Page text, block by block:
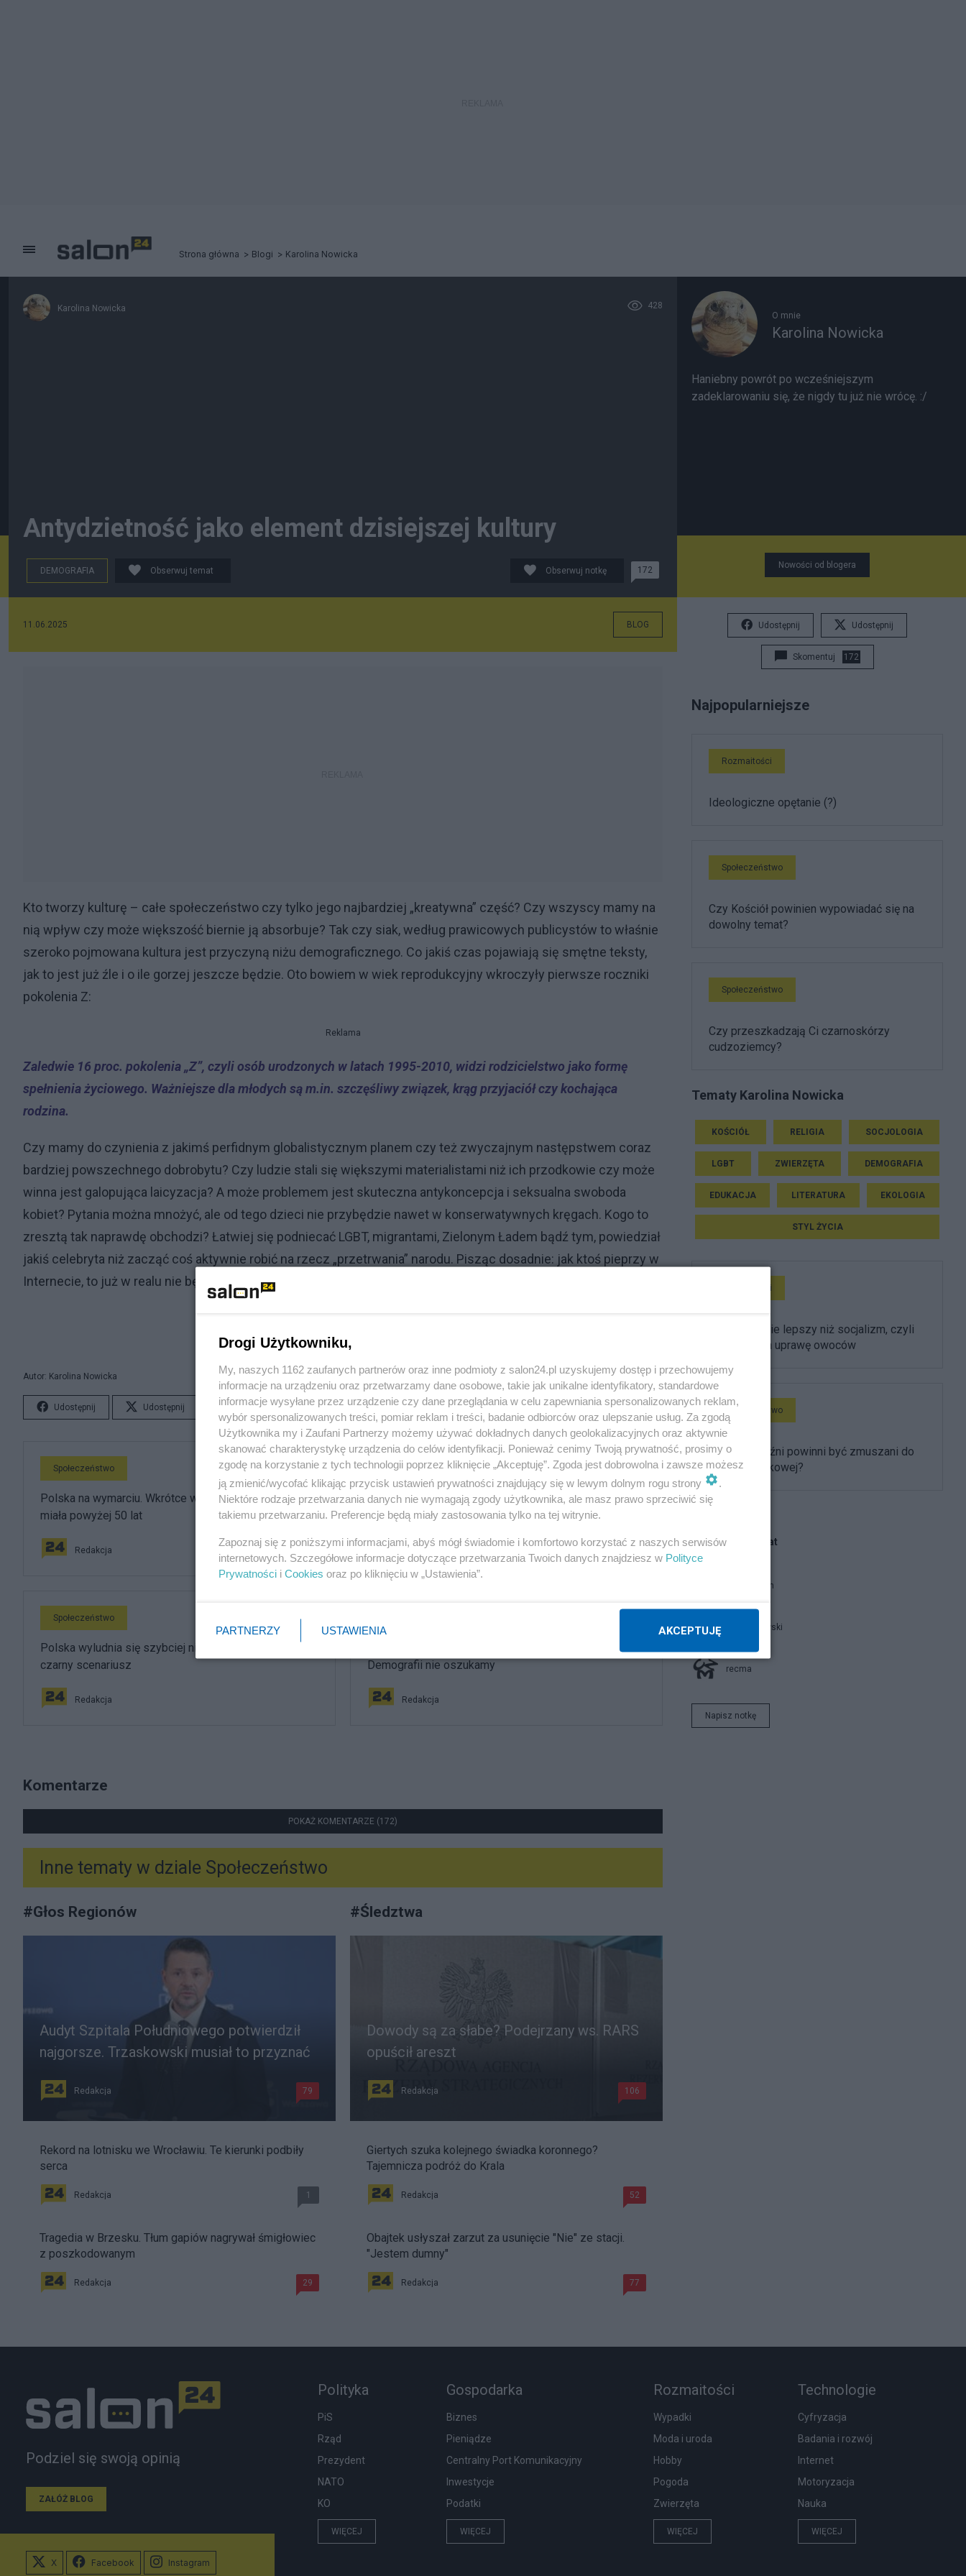
Strona główna Blogi Karolina Nowicka
Karolina Nowicka 428
Antydzietność jako element dzisiejszej kultury
DEMOGRAFIA Obserwuj temat Obserwuj notkę 172
11.06.2025 BLOG
Kto tworzy kulturę – całe społeczeństwo czy tylko jego najbardziej „kreatywna” część? Czy wszyscy mamy na
nią wpływ czy może większość biernie ją absorbuje? Tak czy siak, według prawicowych publicystów to właśnie
szeroko pojmowana kultura jest przyczyną niżu demograficznego. Co jakiś czas pojawiają się smętne teksty,
jak to jest już źle i o ile gorzej jeszcze będzie. Oto bowiem w wiek reprodukcyjny wkroczyły pierwsze roczniki
pokolenia Z:
Reklama
Zaledwie 16 proc. pokolenia „Z”, czyli osób urodzonych w latach 1995-2010, widzi rodzicielstwo jako formę
spełnienia życiowego. Ważniejsze dla młodych są m.in. szczęśliwy związek, krąg przyjaciół czy kochająca
rodzina.
Czy mamy do czynienia z jakimś perfidnym globalistycznym planem czy też zwyczajnym następstwem coraz
bardziej powszechnego dobrobytu? Czy ludzie stali się większymi materialistami niż ich przodkowie czy może
winna jest galopująca laicyzacja? A może problemem jest skuteczna antykoncepcja i seksualna swoboda
kobiet? Pytania można mnożyć, ale od tego dzieci nie przybędzie nawet w konserwatywnych kręgach. Kogo to
zresztą tak naprawdę obchodzi? Łatwiej się podniecać LGBT, migrantami, Zielonym Ładem bądź tym, powiedział
jakiś celebryta niż zacząć coś aktywnie robić na rzecz „przetrwania” narodu. Pisząc dosadnie: jak ktoś pieprzy w
Internecie, to już w realu nie będzie miał na to sił. :)
Autor: Karolina Nowicka
Udostępnij Udostępnij Lubię to! Skomentuj 172 Obserwuj notkę
Społeczeństwo
Polska na wymarciu. Wkrótce większość z nas będzie
miała powyżej 50 lat
Redakcja
Społeczeństwo
Bez własnego mieszkania Polacy nie myślą o rodzinie.
Jedna z przyczyn katastrofy
Redakcja
Społeczeństwo
Polska wyludnia się szybciej niż zakładano. Spełnia się
czarny scenariusz
Redakcja
Już niedługo 70 miast może zniknąć z mapy Polski.
Demografii nie oszukamy
Redakcja
Komentarze
POKAŻ KOMENTARZE (172)
Inne tematy w dziale Społeczeństwo
#Głos Regionów
Audyt Szpitala Południowego potwierdził
najgorsze. Trzaskowski musiał to przyznać
Redakcja 79
Rekord na lotnisku we Wrocławiu. Te kierunki podbiły
serca
Redakcja 1
Tragedia w Brzesku. Tłum gapiów nagrywał śmigłowiec
z poszkodowanym
Redakcja 29
#Śledztwa
Dowody są za słabe? Podejrzany ws. RARS
opuścił areszt
Redakcja 106
Giertych szuka kolejnego świadka koronnego?
Tajemnicza podróż do Krala
Redakcja 52
Obajtek usłyszał zarzut za usunięcie "Nie" ze stacji.
"Jestem dumny"
Redakcja 77
O mnie
Karolina Nowicka
Haniebny powrót po wcześniejszym
zadeklarowaniu się, że nigdy tu już nie wrócę. :/
Nowości od blogera
Udostępnij Udostępnij
Skomentuj 172
Najpopularniejsze
Rozmaitości
Ideologiczne opętanie (?)
Społeczeństwo
Czy Kościół powinien wypowiadać się na
dowolny temat?
Społeczeństwo
Czy przeszkadzają Ci czarnoskórzy
cudzoziemcy?
Tematy Karolina Nowicka
KOŚCIÓŁ RELIGIA SOCJOLOGIA
LGBT ZWIERZĘTA DEMOGRAFIA
EDUKACJA LITERATURA EKOLOGIA
STYL ŻYCIA
Rozmaitości
Kapitalizm nie lepszy niż socjalizm, czyli
więzienie za uprawę owoców
Społeczeństwo
Czy mężczyźni powinni być zmuszani do
służby wojskowej?
Blogi na ten temat
brat Damian
Filip Palkowski
recma
Napisz notkę
Podziel się swoją opinią
ZAŁÓŻ BLOG
Polityka
PiS
Rząd
Prezydent
NATO
KO
WIĘCEJ
Gospodarka
Biznes
Pieniądze
Centralny Port Komunikacyjny
Inwestycje
Podatki
WIĘCEJ
Rozmaitości
Wypadki
Moda i uroda
Hobby
Pogoda
Zwierzęta
WIĘCEJ
Technologie
Cyfryzacja
Badania i rozwój
Internet
Motoryzacja
Nauka
WIĘCEJ
X Facebook Instagram
Drogi Użytkowniku,
My, naszych 1162 zaufanych partnerów oraz inne podmioty z salon24.pl uzyskujemy dostęp i przechowujemy
informacje na urządzeniu oraz przetwarzamy dane osobowe, takie jak unikalne identyfikatory, standardowe
informacje wysyłane przez urządzenie czy dane przeglądania w celu zapewniania spersonalizowanych reklam,
wybór spersonalizowanych treści, pomiar reklam i treści, badanie odbiorców oraz ulepszanie usług. Za zgodą
Użytkownika my i Zaufani Partnerzy możemy używać dokładnych danych geolokalizacyjnych oraz aktywnie
skanować charakterystykę urządzenia do celów identyfikacji. Ponieważ cenimy Twoją prywatność, prosimy o
zgodę na korzystanie z tych technologii poprzez kliknięcie „Akceptuję”. Zgoda jest dobrowolna i zawsze możesz
ją zmienić/wycofać klikając przycisk ustawień prywatności znajdujący się w lewym dolnym rogu strony
Niektóre rodzaje przetwarzania danych nie wymagają zgody użytkownika, ale masz prawo sprzeciwić się
takiemu przetwarzaniu. Preferencje będą miały zastosowania tylko na tej witrynie.
Zapoznaj się z poniższymi informacjami, abyś mógł świadomie i komfortowo korzystać z naszych serwisów
internetowych. Szczegółowe informacje dotyczące przetwarzania Twoich danych znajdziesz w Polityce
Prywatności i Cookies oraz po kliknięciu w „Ustawienia”.
PARTNERZY USTAWIENIA AKCEPTUJĘ